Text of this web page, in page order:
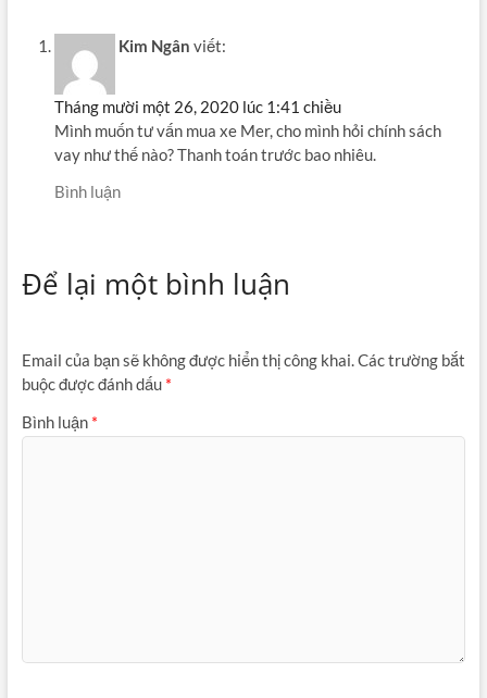
Kim Ngân viết:
Tháng mười một 26, 2020 lúc 1:41 chiều
Mình muốn tư vấn mua xe Mer, cho mình hỏi chính sách
vay như thế nào? Thanh toán trước bao nhiêu.
Bình luận
Để lại một bình luận
Email của bạn sẽ không được hiển thị công khai.Các trường bắt
buộc được đánh dấu *
Bình luận *